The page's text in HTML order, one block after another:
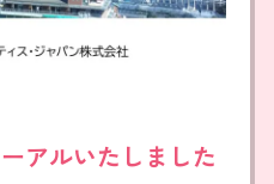
アルいたしました